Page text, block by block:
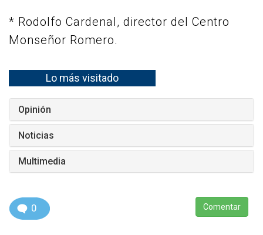
* Rodolfo Cardenal, director del Centro
Monseñor Romero.
Lo más visitado
Opinión
Noticias
Multimedia
0 Comentar